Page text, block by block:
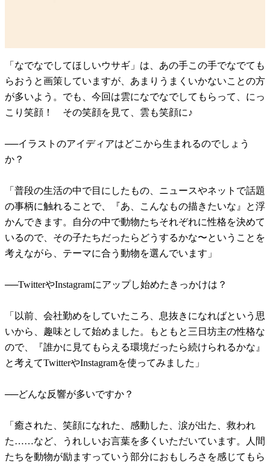
「なでなでしてほしいウサギ」は、あの手この手でなでても
らおうと画策していますが、あまりうまくいかないことの方
が多いよう。でも、今回は雲になでなでしてもらって、にっ
こり笑顔！ その笑顔を見て、雲も笑顔に♪
──イラストのアイディアはどこから生まれるのでしょう
か？
「普段の生活の中で目にしたもの、ニュースやネットで話題
の事柄に触れることで、『あ、こんなもの描きたいな』と浮
かんできます。自分の中で動物たちそれぞれに性格を決めて
いるので、その子たちだったらどうするかな〜ということを
考えながら、テーマに合う動物を選んでいます」
──TwitterやInstagramにアップし始めたきっかけは？
「以前、会社勤めをしていたころ、息抜きになればという思
いから、趣味として始めました。もともと三日坊主の性格な
ので、『誰かに見てもらえる環境だったら続けられるかな』
と考えてTwitterやInstagramを使ってみました」
──どんな反響が多いですか？
「癒された、笑顔になれた、感動した、涙が出た、救われ
た……など、うれしいお言葉を多くいただいています。人間
たちを動物が励ますっていう部分におもしろさを感じてもら